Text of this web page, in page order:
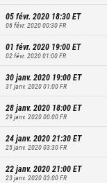
05 févr. 2020 18:30ET
06 févr. 2020 00:30FR
01 févr. 2020 19:00ET
02 févr. 2020 01:00FR
30 janv. 2020 19:00ET
31 janv. 2020 01:00FR
28 janv. 2020 18:00ET
29 janv. 2020 00:00FR
24 janv. 2020 21:30ET
25 janv. 2020 03:30FR
22 janv. 2020 21:00ET
23 janv. 2020 03:00FR